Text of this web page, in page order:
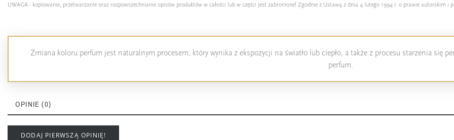
UWAGA - kopiowanie, przetwarzanie oraz rozpowszechnianie opisów produktów w całości lub w części jest zabronione! Zgodnie z Ustawą z dnia 4 lutego 1994 r. o prawie autorskim
Zmiana koloru perfum jest naturalnym procesem, który wynika z ekspozycji na światło lub ciepło, a także z procesu starzenia się
perfum.
OPINIE (0)
DODAJ PIERWSZĄ OPINIĘ!